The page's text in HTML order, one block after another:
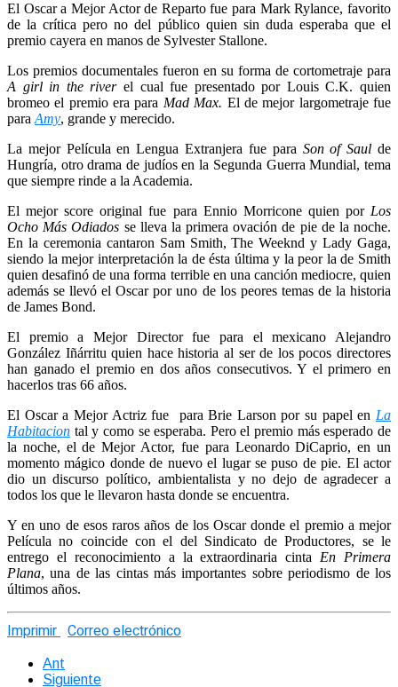
El Oscar a Mejor Actor de Reparto fue para Mark Rylance, favorito
de la crítica pero no del público quien sin duda esperaba que el
premio cayera en manos de Sylvester Stallone.
Los premios documentales fueron en su forma de cortometraje para
A girl in the riverel cual fue presentado por Louis C.K. quien
bromeo el premio era para Mad Max. El de mejor largometraje fue
para Amy, grande y merecido.
La mejor Película en Lengua Extranjera fue para Son of Saul de
Hungría, otro drama de judíos en la Segunda Guerra Mundial, tema
que siempre rinde a la Academia.
El mejor score original fue para Ennio Morricone quien por Los
Ocho Más Odiados se lleva la primera ovación de pie de la noche.
En la ceremonia cantaron Sam Smith, The Weeknd y Lady Gaga,
siendo la mejor interpretación la de ésta última y la peor la de Smith
quien desafinó de una forma terrible en una canción mediocre, quien
además se llevó el Oscar por uno de los peores temas de la historia
de James Bond.
El premio a Mejor Director fue para el mexicano Alejandro
González Iñárritu quien hace historia al ser de los pocos directores
han ganado el premio en dos años consecutivos. Y el primero en
hacerlos tras 66 años.
El Oscar a Mejor Actriz fue para Brie Larson por su papel en La
Habitacion tal y como se esperaba. Pero el premio más esperado de
la noche, el de Mejor Actor, fue para Leonardo DiCaprio, en un
momento mágico donde de nuevo el lugar se puso de pie. El actor
dio un discurso político, ambientalista y no dejo de agradecer a
todos los que le llevaron hasta donde se encuentra.
Y en uno de esos raros años de los Oscar donde el premio a mejor
Película no coincide con el del Sindicato de Productores, se le
entrego el reconocimiento a la extraordinaria cinta En Primera
Plana, una de las cintas más importantes sobre periodismo de los
últimos años.
Imprimir Correo electrónico
Ant
Siguiente